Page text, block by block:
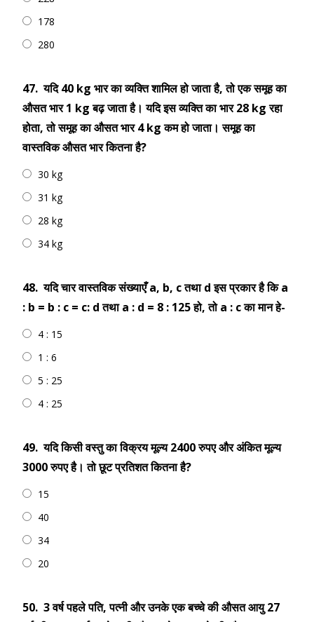
178
280
47. यदि 40 kg भार का व्यक्ति शामिल हो जाता है, तो एक समूह का
औसत भार 1 kg बढ़ जाता है। यदि इस व्यक्ति का भार 28 kg रहा
होता, तो समूह का औसत भार 4 kg कम हो जाता। समूह का
वास्तविक औसत भार कितना है?
30 kg
31 kg
28 kg
34 kg
48. यदि चार वास्तविक संख्याएँ a, b, c तथा d इस प्रकार है कि a
: b = b : c = c: d तथा a : d = 8 : 125 हो, तो a : c का मान हे-
4 : 15
1 : 6
5 : 25
4 : 25
49. यदि किसी वस्तु का विक्रय मूल्य 2400 रुपए और अंकित मूल्य
3000 रुपए है। तो छूट प्रतिशत कितना है?
15
40
34
20
50. 3 वर्ष पहले पति, पत्नी और उनके एक बच्चे की औसत आयु 27